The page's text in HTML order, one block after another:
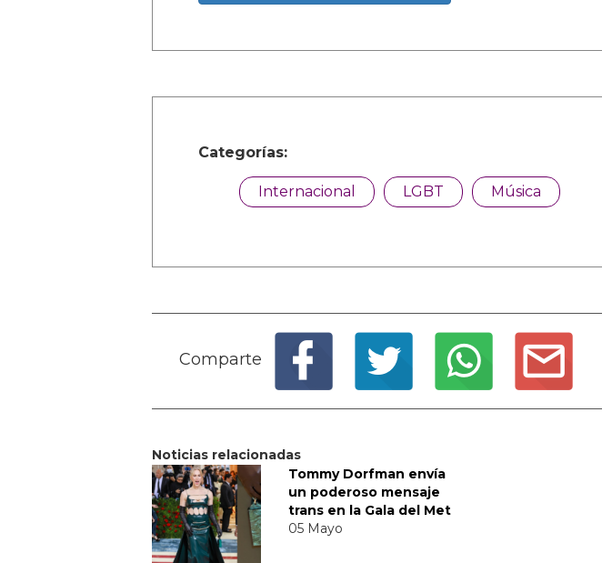
Categorías:
Internacional LGBT Música
Comparte
Noticias relacionadas
Tommy Dorfman envía
un poderoso mensaje
trans en la Gala del Met
05 Mayo